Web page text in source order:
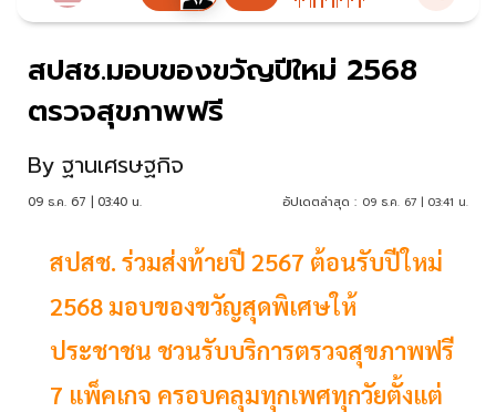
สปสช.มอบของขวัญปีใหม่ 2568
ตรวจสุขภาพฟรี
By ฐานเศรษฐกิจ
09 ธ.ค. 67 | 03:40 น. อัปเดตล่าสุด : 09 ธ.ค. 67 | 03:41 น.
สปสช. ร่วมส่งท้ายปี 2567 ต้อนรับปีใหม่
2568 มอบของขวัญสุดพิเศษให้
ประชาชน ชวนรับบริการตรวจสุขภาพฟรี
7 แพ็คเกจ ครอบคลุมทุกเพศทุกวัยตั้งแต่